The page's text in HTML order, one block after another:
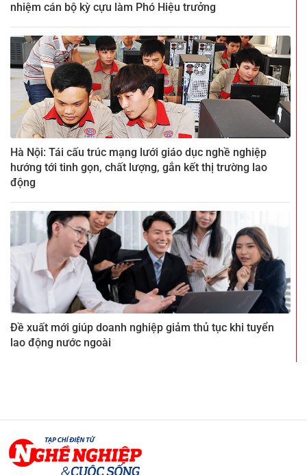
nhiệm cán bộ kỳ cựu làm Phó Hiệu trưởng
Hà Nội: Tái cấu trúc mạng lưới giáo dục nghề nghiệp
hướng tới tinh gọn, chất lượng, gắn kết thị trường lao
động
Đề xuất mới giúp doanh nghiệp giảm thủ tục khi tuyển
lao động nước ngoài